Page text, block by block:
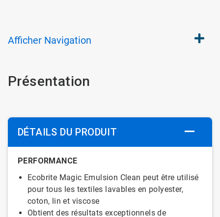
Afficher Navigation
Présentation
DÉTAILS DU PRODUIT
PERFORMANCE
Ecobrite Magic Emulsion Clean peut être utilisé
pour tous les textiles lavables en polyester,
coton, lin et viscose
Obtient des résultats exceptionnels de